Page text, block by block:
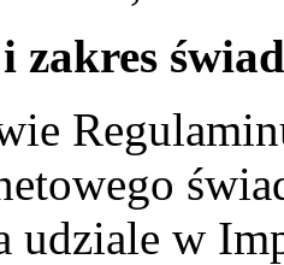
zakres
udziale w